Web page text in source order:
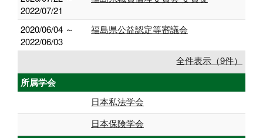
2022/07/21
2020/06/04 ～
2022/06/03
福島県公益認定等審議会
全件表示（9件）
所属学会
日本私法学会
日本保険学会